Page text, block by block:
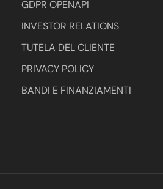
GDPR OPENAPI
INVESTOR RELATIONS
TUTELA DEL CLIENTE
PRIVACY POLICY
BANDI E FINANZIAMENTI